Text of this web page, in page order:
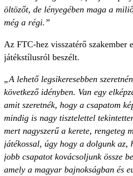
öltözőt, de lényegében maga a
még a régi.”
Az FTC-hez visszatérő szakember
játékstílusról beszélt.
„A lehető legsikeresebben
következő idényben. Van egy
amit szeretnék, hogy a csapatom
mindig is nagy tisztelettel
mert nagyszerű a kerete, rengeteg
játékossal, úgy hogy a dolgunk az,
jobb csapatot kovácsoljunk össze
amely a magyar bajnokságban és